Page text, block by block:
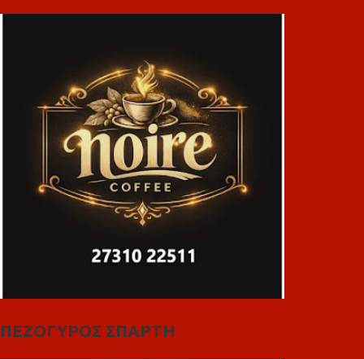
ΠΕΖΟΓΥΡΟΣ ΣΠΑΡΤΗ